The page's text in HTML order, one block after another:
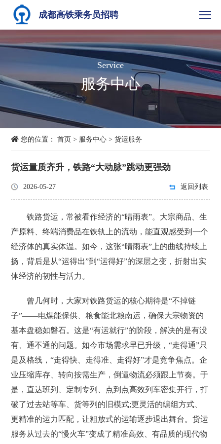
成都高铁乘务员招聘
Service
服务中心
您的位置：首页 > 服务中心 >货运服务
货运量质齐升，铁路“大动脉”跳动更强劲
2026-05-27 返回列表
铁路货运，常被看作经济的“晴雨表”。大宗商品、生
产原料、终端消费品在铁轨上的流动，能直观感受到一个
经济体的真实体温。如今，这张“晴雨表”上的曲线持续上
扬，背后是从“运得出”到“运得好”的深层之变，折射出实
体经济的韧性与活力。
曾几何时，大家对铁路货运的核心期待是“不掉链
子”——电煤能保供、粮食能北粮南运，确保大宗物资的
基本盘稳如磐石。这是“有运就行”的阶段，解决的是有没
有、通不通的问题。如今市场需求早已升级，“走得通”只
是及格线，“走得快、走得准、走得好”才是竞争焦点。企
业压缩库存、转向按需生产，倒逼物流必须跟上节奏。于
是，直达班列、定制专列、点到点高效列车密集开行，打
破了过去站等车、货等列的旧模式;更灵活的编组方式、
更精准的运力匹配，让粗放式的运输逐步退出舞台。货运
服务从过去的“慢火车”变成了精准高效、有品质的现代物